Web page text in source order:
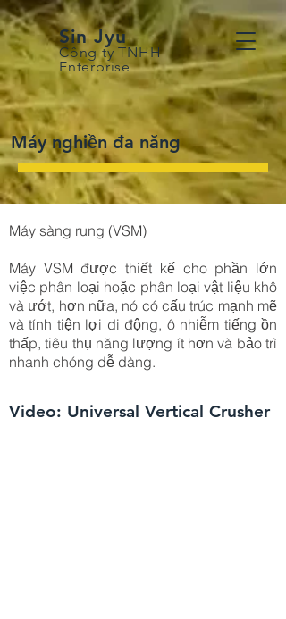
Sin Jyu
Công ty TNHH
Enterprise
Máy nghiền đa năng
Máy sàng rung (VSM)
​Máy VSM được thiết kế cho phần lớn
việc phân loại hoặc phân loại vật liệu khô
và ướt, hơn nữa, nó có cấu trúc mạnh mẽ
và tính tiện lợi di động, ô nhiễm tiếng ồn
thấp, tiêu thụ năng lượng ít hơn và bảo trì
nhanh chóng dễ dàng.
Video: Universal Vertical Crusher